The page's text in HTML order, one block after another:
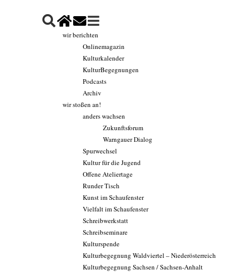
wir berichten
Onlinemagazin
Kulturkalender
KulturBegegnungen
Podcasts
Archiv
wir stoßen an!
anders wachsen
Zukunftsforum
Warngauer Dialog
Spurwechsel
Kultur für die Jugend
Offene Ateliertage
Runder Tisch
Kunst im Schaufenster
Vielfalt im Schaufenster
Schreibwerkstatt
Schreibseminare
Kulturspende
Kulturbegegnung Waldviertel – Niederösterreich
Kulturbegegnung Sachsen / Sachsen-Anhalt